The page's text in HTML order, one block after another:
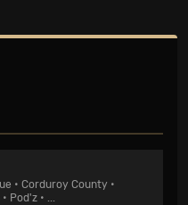
• Corduroy County •
• Pod'z • ...